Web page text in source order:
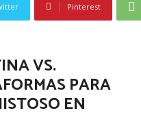
Pinterest
VS.
PARA
EN